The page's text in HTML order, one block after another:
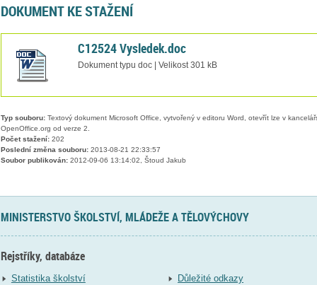
DOKUMENT KE STAŽENÍ
C12524 Vysledek.doc
Dokument typu doc | Velikost 301 kB
Typ souboru:Textový dokument Microsoft Office, vytvořený v editoru Word, otevřít lze v
OpenOffice.org od verze 2.
Počet stažení:202
Poslední změna souboru:2013-08-21 22:33:57
Soubor publikován:2012-09-06 13:14:02, Štoud Jakub
MINISTERSTVO ŠKOLSTVÍ, MLÁDEŽE A TĚLOVÝCHOVY
Rejstříky, databáze
Statistika školství
Důležité odkazy